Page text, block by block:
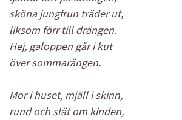
sköna jungfrun träder ut,
liksom förr till drängen.
Hej, galoppen går i kut
över sommarängen.
Mor i huset, mjäll i skinn,
rund och slät om kinden,